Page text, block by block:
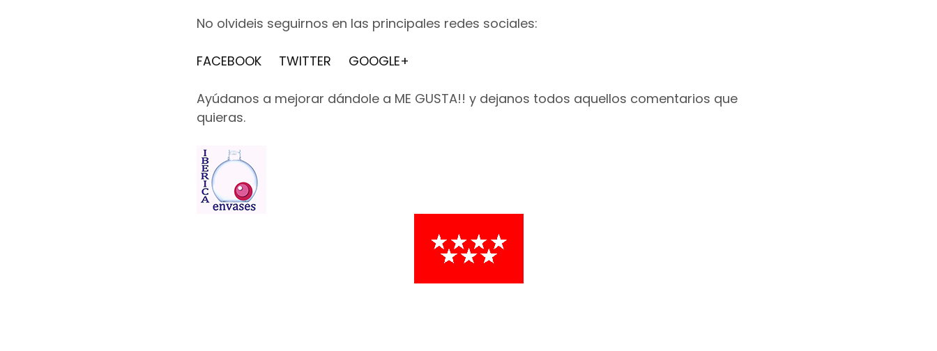
No olvideis seguirnos en las principales redes sociales:
FACEBOOK TWITTER GOOGLE+
Ayúdanos a mejorar dándole a ME GUSTA!! y dejanos todos aquellos comentarios que
quieras.